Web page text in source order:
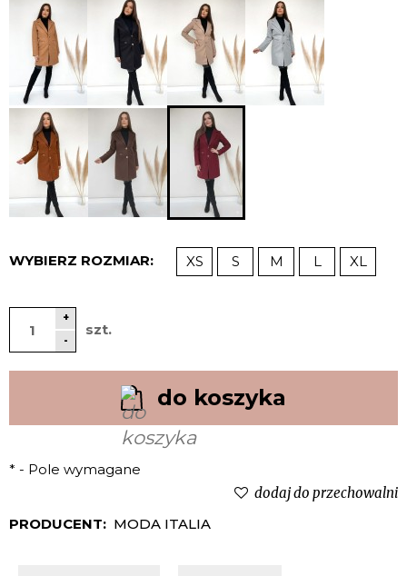
WYBIERZ ROZMIAR: XS S M L XL
+
-
szt.
do koszyka
* - Pole wymagane
dodaj do przechowalni
PRODUCENT: MODA ITALIA